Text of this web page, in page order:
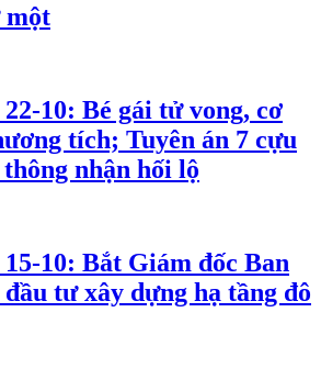
một
10: Bé gái tử vong, cơ
tích; Tuyên án 7 cựu
nhận hối lộ
10: Bắt Giám đốc Ban
tư xây dựng hạ tầng đô